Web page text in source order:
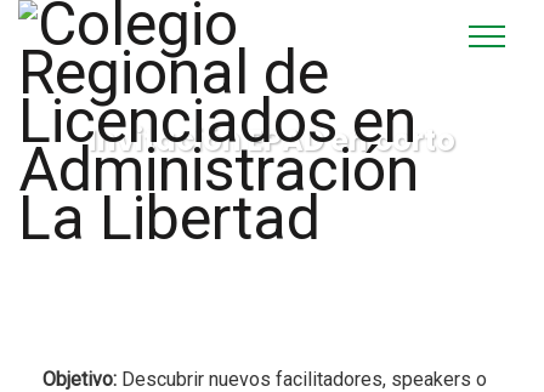
Invitación EPAD en corto
Objetivo: Descubrir nuevos facilitadores, speakers o